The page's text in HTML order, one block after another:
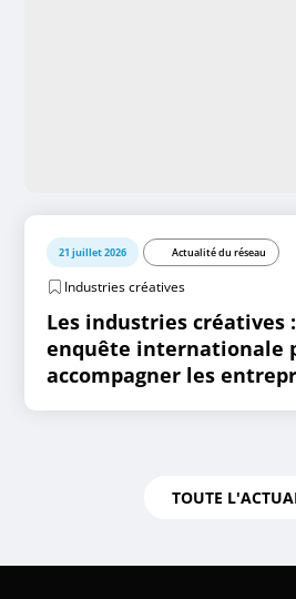
21 juillet 2026 Actualité du réseau
Industries créatives
Les industries créatives :
enquête internationale
accompagner les
TOUTE